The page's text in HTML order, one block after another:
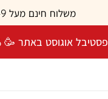
משלוח חינם מעל 249 ₪ | החזרות חינם בסניפים
פסטיבל אוגוסט באתר 🥳 50% הנחה + אקסטרה 25% על היתרה! 🎉